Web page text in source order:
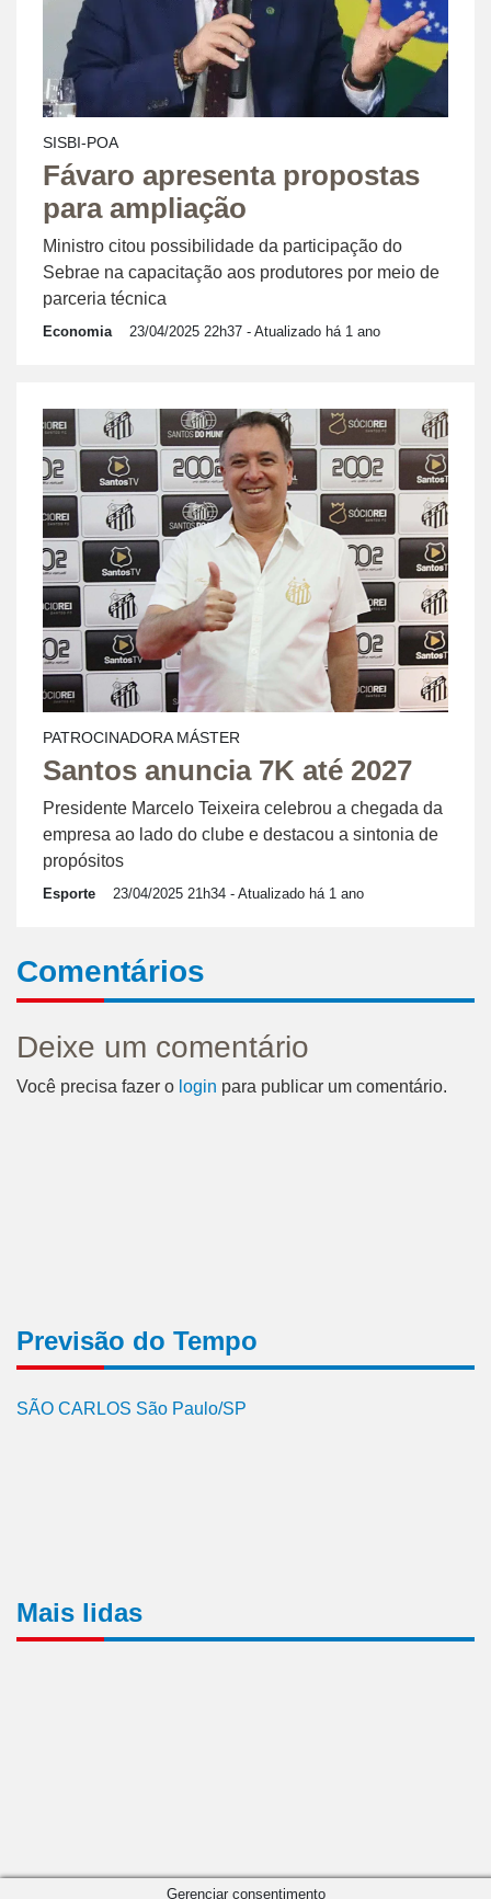
SISBI-POA
Fávaro apresenta propostas
para ampliação
Ministro citou possibilidade da participação do
Sebrae na capacitação aos produtores por meio de
parceria técnica
Economia 23/04/2025 22h37 - Atualizado há 1 ano
PATROCINADORA MÁSTER
Santos anuncia 7K até 2027
Presidente Marcelo Teixeira celebrou a chegada da
empresa ao lado do clube e destacou a sintonia de
propósitos
Esporte 23/04/2025 21h34 - Atualizado há 1 ano
Comentários
Deixe um comentário
Você precisa fazer o login para publicar um comentário.
Previsão do Tempo
SÃO CARLOS São Paulo/SP
Mais lidas
Gerenciar consentimento